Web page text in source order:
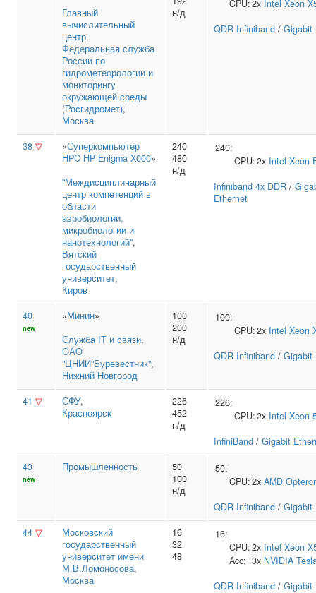
Главный
вычислительный
центр,
Федеральная служба
России по
гидрометеорологии и
мониторингу
окружающей среды
(Росгидромет),
Москва
н/д
CPU:2x Intel Xeon
QDR Infiniband / Gigabit
38 ▽ «Суперкомпьютер
HPC HP Enigma X000»
"Междисциплинарный
центр компетенций в
области
аэробиологии,
микробиологии и
нанотехнологий",
Вятский
государственный
университет,
Киров
240
480
н/д
240:
CPU:2x Intel Xeon
Infiniband 4x DDR /
Ethernet
40
new
«Минин»
Служба IT и связи,
ОАО
"ЦНИИ"Буревестник",
Нижний Новгород
100
200
н/д
100:
CPU:2x Intel Xeon
QDR Infiniband / Gigabit
41 ▽ СФУ,
Красноярск
226
452
н/д
226:
CPU:2x Intel Xeon
InfiniBand / Gigabit
43
new
Промышленность
50
100
н/д
50:
CPU:2x AMD
QDR Infiniband / Gigabit
44 ▽
Московский
государственный
университет имени
М.В.Ломоносова,
Москва
16
32
48
16:
CPU:2x Intel Xeon
Acc: 3x NVIDIA
QDR Infiniband / Gigabit